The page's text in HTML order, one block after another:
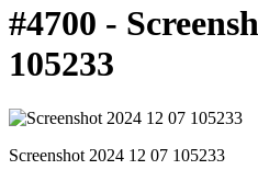
#4700 -
105233
Screenshot 2024 12 07 105233